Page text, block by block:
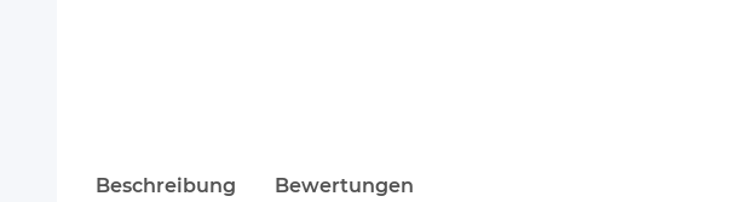
Beschreibung Bewertungen